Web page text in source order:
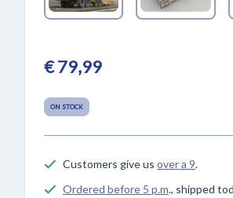
€ 79,99
ON STOCK
Customers give us over a 9.
Ordered before 5 p.m., shipped